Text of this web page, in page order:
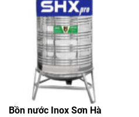
Bồn nước Inox Sơn Hà